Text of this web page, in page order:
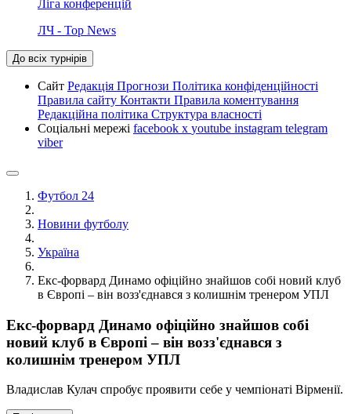
Ліга конференцій
ЛЧ - Top News
До всіх турнірів
Сайт Редакція Прогнози Політика конфіденційності
Правила сайту Контакти Правила коментування
Редакційна політика Структура власності
Соціальні мережі facebook x youtube instagram telegram
viber
Футбол 24
Новини футболу
Україна
Екс-форвард Динамо офіційно знайшов собі новий клуб
в Європі – він возз'єднався з колишнім тренером УПЛ
Екс-форвард Динамо офіційно знайшов собі
новий клуб в Європі – він возз'єднався з
колишнім тренером УПЛ
Владислав Кулач спробує проявити себе у чемпіонаті Вірменії.